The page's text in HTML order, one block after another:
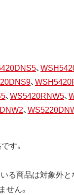
、
、
、 WS5420RNW5、
、
す。
る商品は対象外と
ん。